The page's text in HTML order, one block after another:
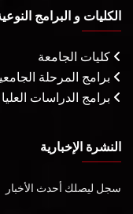
الكليات و البرامج
كليات الجامعة
برامج المرحلة
برامج الدراسات العليا
النشرة الإخبارية
سجل ليصلك أحدث الأخبار